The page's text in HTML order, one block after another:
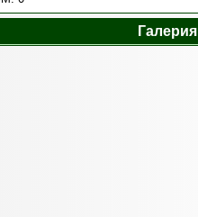
Галерия